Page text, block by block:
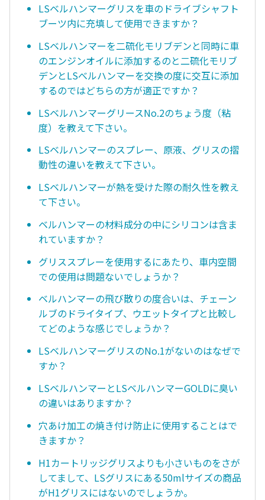
LSベルハンマーグリスを車のドライブシャフト
ブーツ内に充填して使用できますか？
LSベルハンマーを二硫化モリブデンと同時に車
のエンジンオイルに添加するのと二硫化モリブ
デンとLSべルハンマーを交換の度に交互に添加
するのではどちらの方が適正ですか？
LSベルハンマーグリースNo.2のちょう度（粘
度）を教えて下さい。
LSベルハンマーのスプレー、原液、グリスの摺
動性の違いを教えて下さい。
LSベルハンマーが熱を受けた際の耐久性を教え
て下さい。
ベルハンマーの材料成分の中にシリコンは含ま
れていますか？
グリススプレーを使用するにあたり、車内空間
での使用は問題ないでしょうか？
ベルハンマーの飛び散りの度合いは、チェーン
ルブのドライタイプ、ウエットタイプと比較し
てどのような感じでしょうか？
LSベルハンマーグリスのNo.1がないのはなぜで
すか？
LSベルハンマーとLSベルハンマーGOLDに臭い
の違いはありますか？
穴あけ加工の焼き付け防止に使用することはで
きますか？
H1カートリッジグリスよりも小さいものをさが
してまして、LSグリスにある50mlサイズの商品
がH1グリスにはないのでしょうか。